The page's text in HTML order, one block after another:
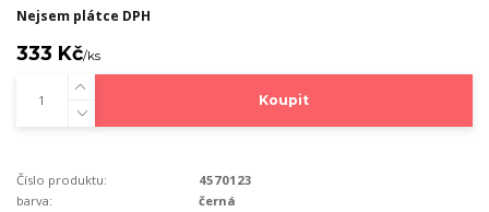
Nejsem plátce DPH
333 Kč/ks
Koupit
Číslo produktu:
4570123
barva:
černá